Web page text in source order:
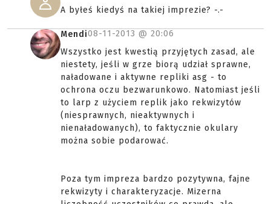
A byłeś kiedyś na takiej imprezie? -.-
Mendi08-11-2013 @ 20:06
Wszystko jest kwestią przyjętych zasad, ale
niestety, jeśli w grze biorą udział sprawne,
naładowane i aktywne repliki asg - to
ochrona oczu bezwarunkowo. Natomiast jeśli
to larp z użyciem replik jako rekwizytów
(niesprawnych, nieaktywnych i
nienaładowanych), to faktycznie okulary
można sobie podarować.
Poza tym impreza bardzo pozytywna, fajne
rekwizyty i charakteryzacje. Mizerna